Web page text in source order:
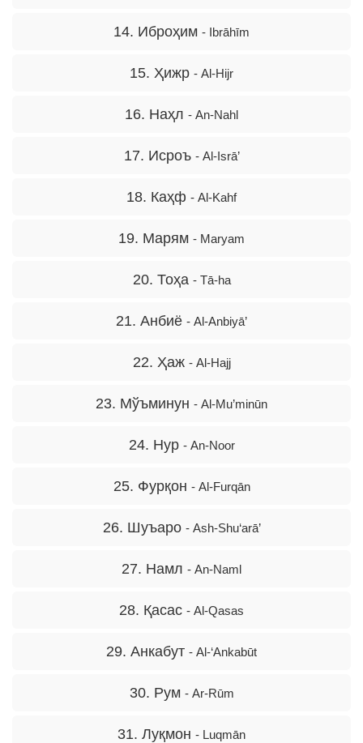
14. Иброҳим - Ibrāhīm
15. Ҳижр - Al-Hijr
16. Наҳл - An-Nahl
17. Исроъ - Al-Isrā’
18. Каҳф - Al-Kahf
19. Марям - Maryam
20. Тоҳа - Tā-ha
21. Анбиё - Al-Anbiyā’
22. Ҳаж - Al-Hajj
23. Мўъминун - Al-Mu’minūn
24. Нур - An-Noor
25. Фурқон - Al-Furqān
26. Шуъаро - Ash-Shu‘arā’
27. Намл - An-Naml
28. Қасас - Al-Qasas
29. Анкабут - Al-‘Ankabūt
30. Рум - Ar-Rūm
31. Луқмон - Luqmān